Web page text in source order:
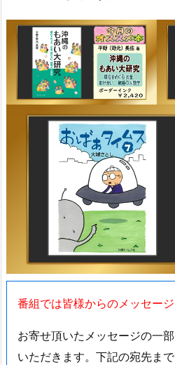
番組では皆様からのメッセー
お寄せ頂いたメッセージの一
いただきます。下記の宛先まで